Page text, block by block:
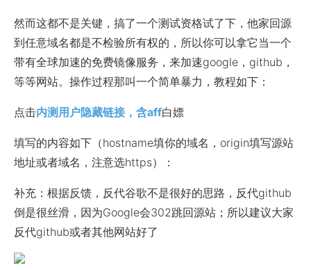
然而这都不是关键，搞了一个测试资格试了下，他家回源
到任意域名都是不检验所有权的，所以你可以拿它当一个
带有全球加速的免费镜像服务，来加速google，github，
等等网站。操作过程那叫一个简单暴力，教程如下：
点击内测用户隐藏链接，含aff白嫖
填写的内容如下（hostname填你的域名，origin填写源站
地址或者域名，注意选https）：
补充：根据反馈，反代谷歌不是很好的思路，反代github
倒是很丝滑，因为Google会302跳回源站；所以建议大家
反代github或者其他网站好了